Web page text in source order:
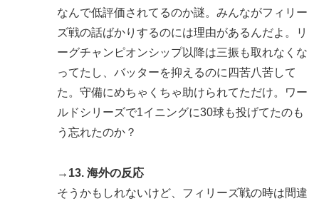
なんで低評価されてるのか謎。みんながフィリー
ズ戦の話ばかりするのには理由があるんだよ。リ
ーグチャンピオンシップ以降は三振も取れなくな
ってたし、バッターを抑えるのに四苦八苦して
た。守備にめちゃくちゃ助けられてただけ。ワー
ルドシリーズで1イニングに30球も投げてたのも
う忘れたのか？
→13. 海外の反応
そうかもしれないけど、フィリーズ戦の時は間違